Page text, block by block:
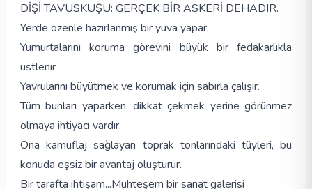
DİŞİ TAVUSKUŞU: GERÇEK BİR ASKERİ DEHADIR.
Yerde özenle hazırlanmış bir yuva yapar.
Yumurtalarını koruma görevini büyük bir fedakarlıkla
üstlenir
Yavrularını büyütmek ve korumak için sabırla çalışır.
Tüm bunları yaparken, dikkat çekmek yerine görünmez
olmaya ihtiyacı vardır.
Ona kamuflaj sağlayan toprak tonlarındaki tüyleri, bu
konuda eşsiz bir avantaj oluşturur.
Bir tarafta ihtişam...Muhteşem bir sanat galerisi